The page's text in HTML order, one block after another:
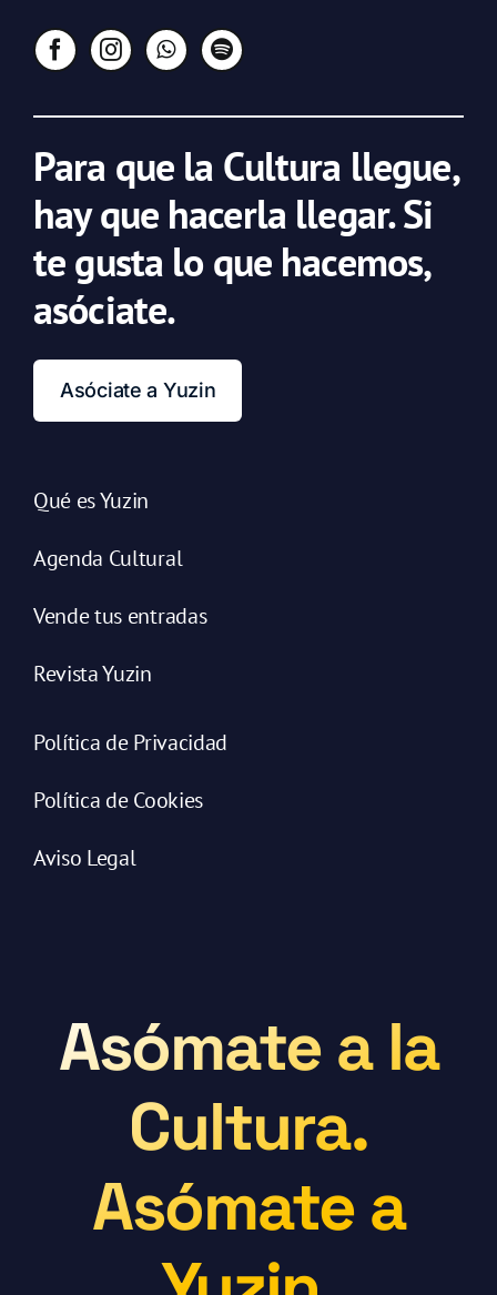
Para que la Cultura llegue,
hay que hacerla llegar. Si
te gusta lo que hacemos,
asóciate.
Asóciate a Yuzin
Qué es Yuzin
Agenda Cultural
Vende tus entradas
Revista Yuzin
Política de Privacidad
Política de Cookies
Aviso Legal
Asómate a la
Cultura.
Asómate a